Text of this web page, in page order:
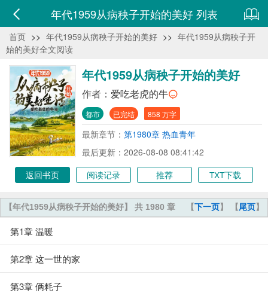
年代1959从病秧子开始的美好 列表
首页 >> 年代1959从病秧子开始的美好 >> 年代1959从病秧子开
始的美好全文阅读
年代1959从病秧子开始的美好
作者： 爱吃老虎的牛
都市 已完结 858 万字
最新章节： 第1980章 热血青年
最后更新：2026-08-08 08:41:42
返回书页
阅读记录 推荐 TXT下载
【下一页】 【尾页】
【年代1959从病秧子开始的美好】 共 1980 章
第1章 温暖
第2章 这一世的家
第3章 俩耗子